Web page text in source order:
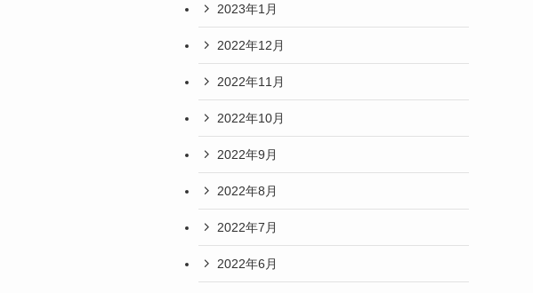
2023年1月
2022年12月
2022年11月
2022年10月
2022年9月
2022年8月
2022年7月
2022年6月